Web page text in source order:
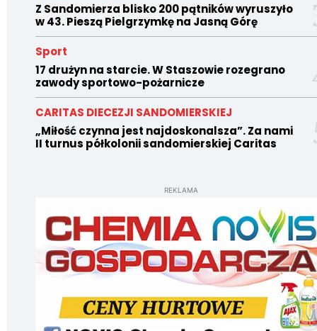
Z Sandomierza blisko 200 pątników wyruszyło
w 43. Pieszą Pielgrzymkę na Jasną Górę
Sport
17 drużyn na starcie. W Staszowie rozegrano
zawody sportowo-pożarnicze
CARITAS DIECEZJI SANDOMIERSKIEJ
„Miłość czynna jest najdoskonalsza”. Za nami
II turnus półkolonii sandomierskiej Caritas
REKLAMA